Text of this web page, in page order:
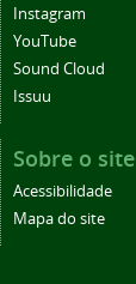
Instagram
YouTube
Sound Cloud
Issuu
Sobre o site
Acessibilidade
Mapa do site